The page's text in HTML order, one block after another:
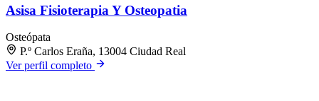
Asisa Fisioterapia Y Osteopatia
Osteópata
P.º Carlos Eraña, 13004 Ciudad Real
Ver perfil completo